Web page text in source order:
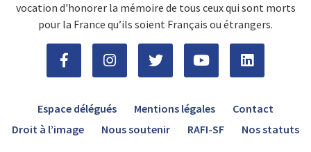
vocation d'honorer la mémoire de tous ceux qui sont morts
pour la France qu’ils soient Français ou étrangers.
Espace délégués Mentions légales
Contact
Droit à l’image
Nous soutenir RAFI-SF Nos statuts